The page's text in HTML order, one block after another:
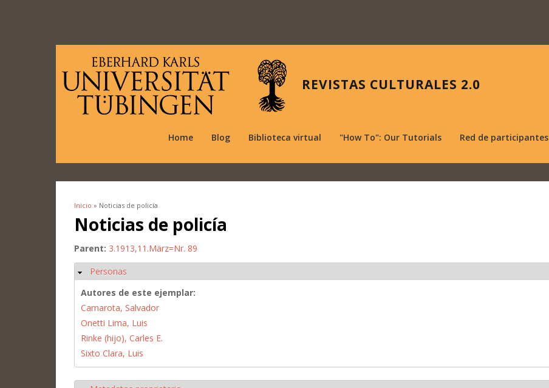
REVISTAS CULTURALES 2.0
Home Blog Biblioteca virtual "How To": Our Tutorials Red de participantes
Se encuentra usted aquí
Inicio » Noticias de policía
Noticias de policía
Parent: 3.1913,11.März=Nr. 89
Ocultar
Personas
Autores de este ejemplar:
Camarota, Salvador
Onetti Lima, Luis
Rinke (hijo), Carles E.
Sixto Clara, Luis